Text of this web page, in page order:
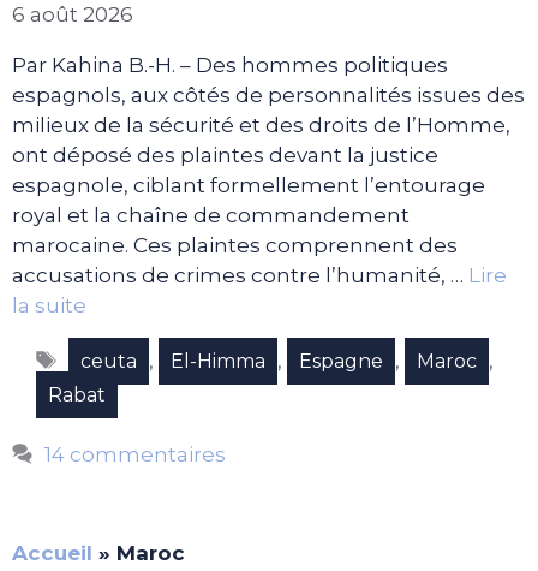
6 août 2026
Par Kahina B.-H. – Des hommes politiques
espagnols, aux côtés de personnalités issues des
milieux de la sécurité et des droits de l’Homme,
ont déposé des plaintes devant la justice
espagnole, ciblant formellement l’entourage
royal et la chaîne de commandement
marocaine. Ces plaintes comprennent des
accusations de crimes contre l’humanité, … Lire
la suite
Étiquettes
ceuta , El-Himma , Espagne , Maroc ,
Rabat
14 commentaires
Accueil » Maroc